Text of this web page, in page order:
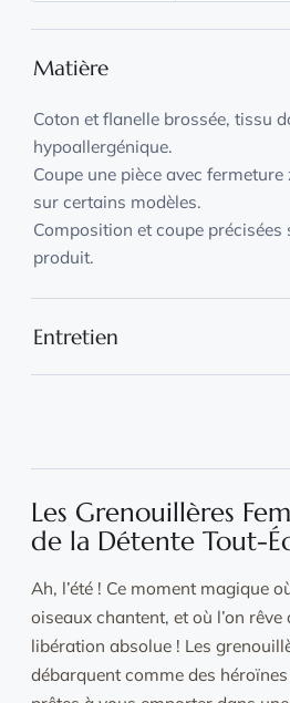
Matière
Coton et flanelle brossée, tissu
hypoallergénique.
Coupe une pièce avec
sur certains modèles.
Composition et coupe précisées
produit.
Entretien
Repassage à basse
nécessaire.
Les Grenouillères
de la Détente Tout-
Ah, l’été ! Ce moment magique
oiseaux chantent, et où l’on
libération absolue ! Les
débarquent comme des